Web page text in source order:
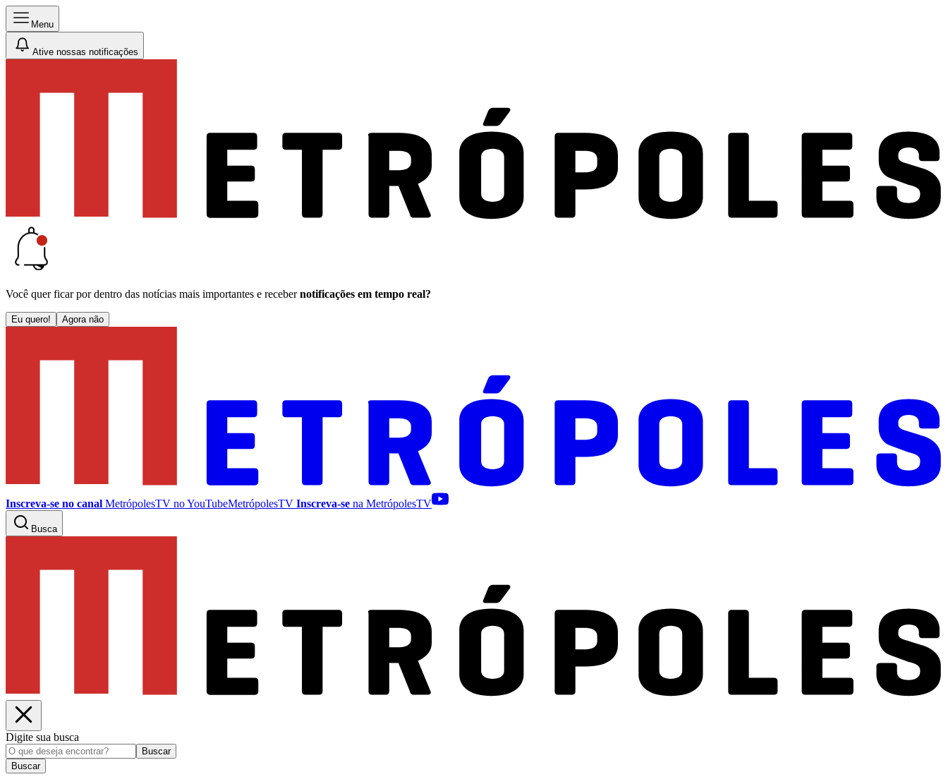
Menu
Ative nossas notificações
Você quer ficar por dentro das notícias mais importantes e receber notificações em tempo real?
Eu quero! Agora não
Inscreva-se no canal MetrópolesTV noYouTubeMetrópolesTV Inscreva-se na MetrópolesTV
Busca
Digite sua busca
Buscar
Buscar